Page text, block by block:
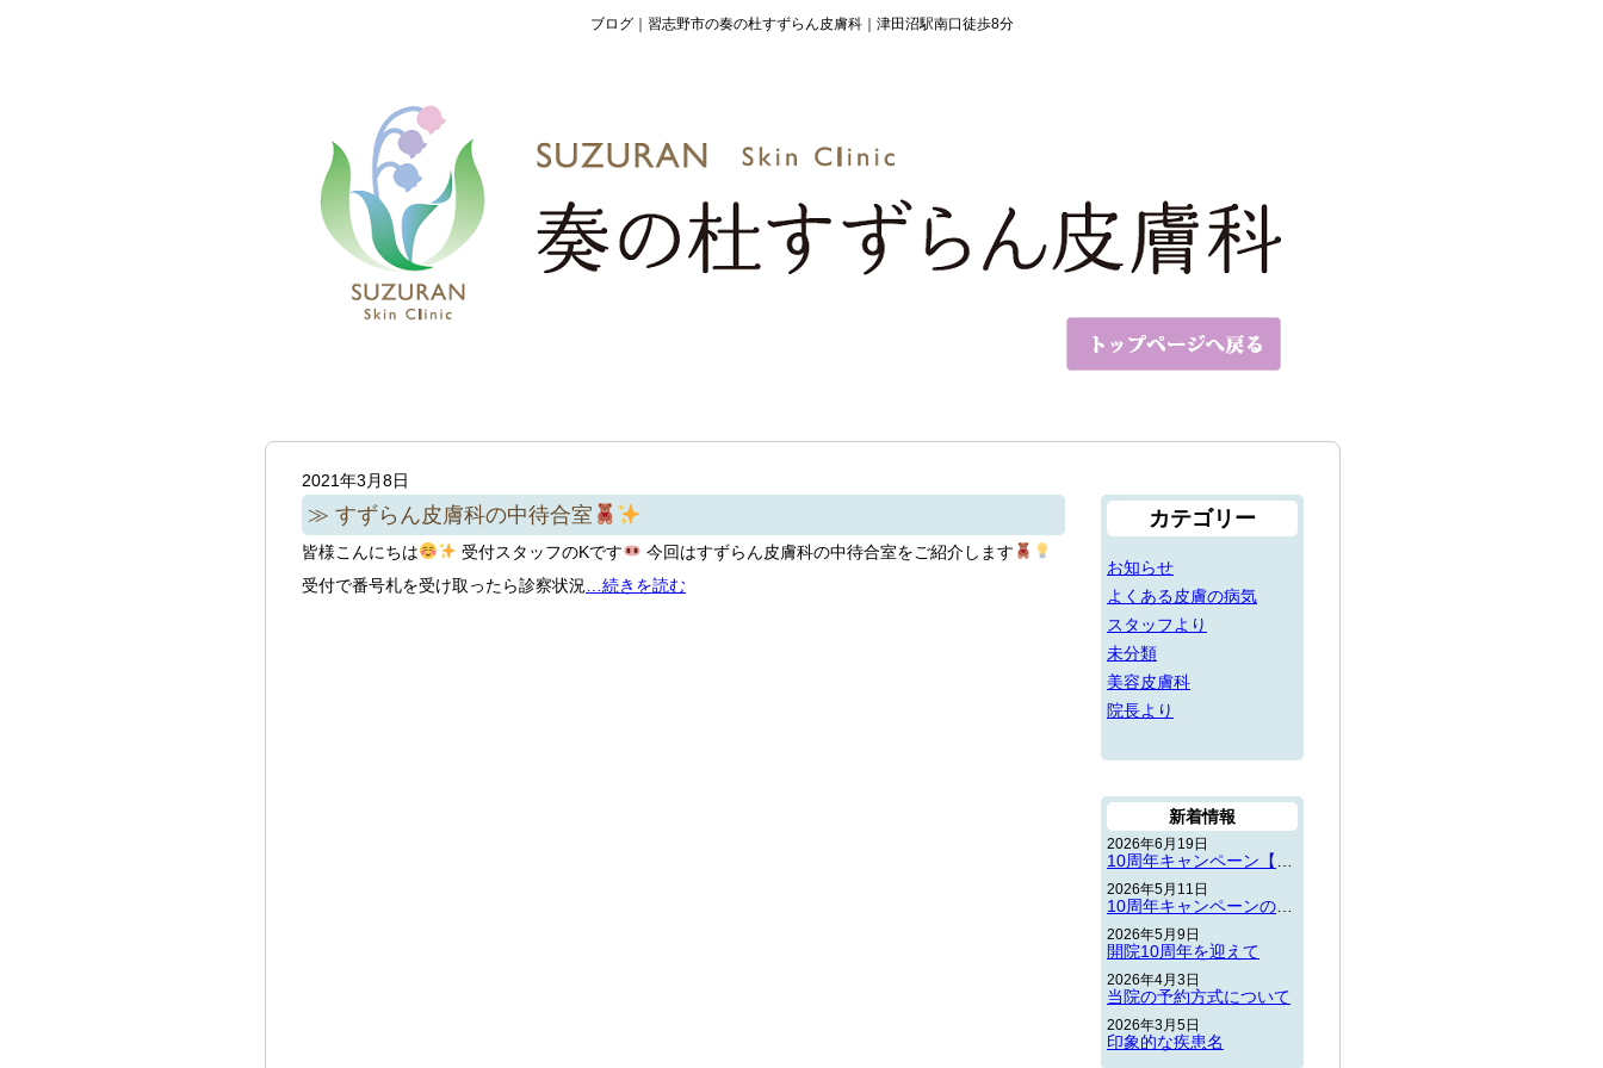
ブログ｜習志野市の奏の杜すずらん皮膚科｜津田沼駅南口徒歩8分
2021年3月8日
すずらん皮膚科の中待合室
皆様こんにちは 受付スタッフのKです
今回はすずらん皮膚科の中待合室をご紹介します
受付で番号札を受け取ったら診察状況
…続きを読む
カテゴリー
お知らせ
よくある皮膚の病気
スタッフより
未分類
美容皮膚科
院長より
新着情報
2026年6月19日
2026年5月11日
2026年5月9日
開院10周年を迎えて
2026年4月3日
当院の予約方式について
2026年3月5日
印象的な疾患名